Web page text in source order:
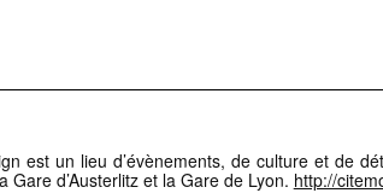
est un lieu d’évènements, de culture et de
d’Austerlitz et la Gare de Lyon. http://